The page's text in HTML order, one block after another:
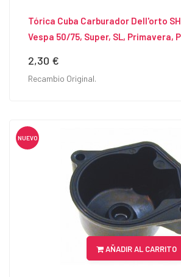
Tórica Cuba Carburador Dell'orto
Vespa 50/75, Super, SL, Primavera,
Precio
2,30 €
Recambio Original.
NUEVO
AÑADIR AL CARRITO